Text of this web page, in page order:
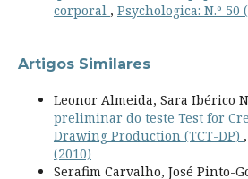
corporal , Psychologica: N.º 50
Artigos Similares
Leonor Almeida, Sara Ibérico
preliminar do teste Test for
Drawing Production (TCT-DP) ,
(2010)
Serafim Carvalho, José Pinto-